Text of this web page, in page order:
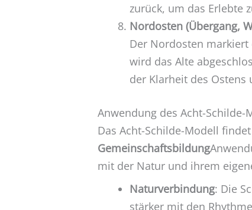
zurück, um das Erlebte
Nordosten (Übergang,
Der Nordosten markiert
wird das Alte
der Klarheit des
Anwendung des Acht-Schilde-
Das Acht-Schilde-Modell
Gemeinschaftsbildung
mit der Natur und ihrem
Naturverbindung: Die
stärker mit den